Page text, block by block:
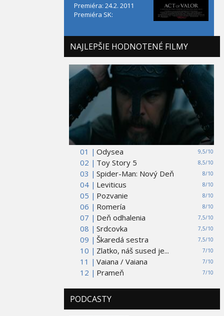
Premiéra: 24.2. 2011
Premiéra SK:
NAJLEPŠIE HODNOTENÉ FILMY
01 | 9,5/10
Odysea
02 |
8,5/10
Toy Story 5
03 |
8/10
Spider-Man: Nový Deň
04 |
8/10
Leviticus
05 |
8/10
Pozvanie
06 |
8/10
Romería
07 |
7,5/10
Deň odhalenia
08 |
7,5/10
Srdcovka
09 |
7,5/10
Škaredá sestra
10 |
7/10
Zlatko, náš sused je...
11 |
7/10
Vaiana / Vaiana
12 |
7/10
Prameň
PODCASTY